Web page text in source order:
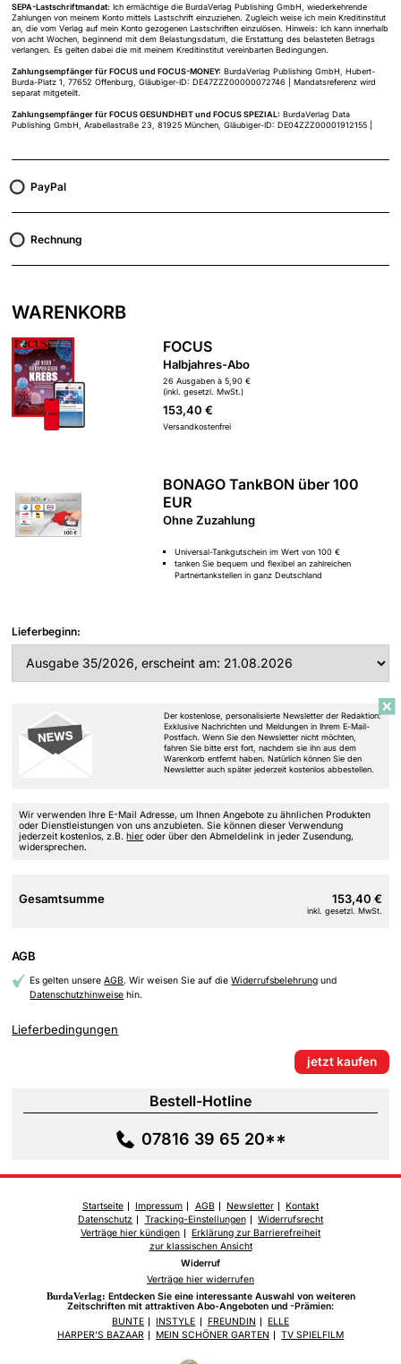
SEPA-Lastschriftmandat: Ich ermächtige die BurdaVerlag Publishing GmbH, wiederkehrende
Zahlungen von meinem Konto mittels Lastschrift einzuziehen. Zugleich weise ich mein Kreditinstitut
an, die vom Verlag auf mein Konto gezogenen Lastschriften einzulösen. Hinweis: Ich kann innerhalb
von acht Wochen, beginnend mit dem Belastungsdatum, die Erstattung des belasteten Betrags
verlangen. Es gelten dabei die mit meinem Kreditinstitut vereinbarten Bedingungen.
Zahlungsempfänger für FOCUS und FOCUS-MONEY: BurdaVerlag Publishing GmbH, Hubert-
Burda-Platz 1, 77652 Offenburg, Gläubiger-ID: DE47ZZZ00000072746 | Mandatsreferenz wird
separat mitgeteilt.
Zahlungsempfänger für FOCUS GESUNDHEIT und FOCUS SPEZIAL: BurdaVerlag Data
Publishing GmbH, Arabellastraße 23, 81925 München, Gläubiger-ID: DE04ZZZ00001912155 |
PayPal
Rechnung
WARENKORB
FOCUS
Halbjahres-Abo
26 Ausgaben à 5,90 €
(inkl. gesetzl. MwSt.)
153,40 €
Versandkostenfrei
BONAGO TankBON über 100
EUR
Ohne Zuzahlung
Universal-Tankgutschein im Wert von 100 €
tanken Sie bequem und flexibel an zahlreichen
Partnertankstellen in ganz Deutschland
Lieferbeginn:
Der kostenlose, personalisierte Newsletter der Redaktion:
Exklusive Nachrichten und Meldungen in Ihrem E-Mail-
Postfach. Wenn Sie den Newsletter nicht möchten,
fahren Sie bitte erst fort, nachdem sie ihn aus dem
Warenkorb entfernt haben. Natürlich können Sie den
Newsletter auch später jederzeit kostenlos abbestellen.
Wir verwenden Ihre E-Mail Adresse, um Ihnen Angebote zu ähnlichen Produkten
oder Dienstleistungen von uns anzubieten. Sie können dieser Verwendung
jederzeit kostenlos, z.B.hier oder über den Abmeldelink in jeder Zusendung,
widersprechen.
Gesamtsumme 153,40 €
inkl. gesetzl. MwSt.
AGB
Es gelten unsereAGB. Wir weisen Sie auf dieWiderrufsbelehrung und
Datenschutzhinweise hin.
Lieferbedingungen
jetzt kaufen
Bestell-Hotline
07816 39 65 20**
Startseite Impressum AGB Newsletter
Kontakt
Datenschutz
Tracking-Einstellungen
Widerrufsrecht
Verträge hier kündigen
Erklärung zur Barrierefreiheit
zur klassischen Ansicht
Widerruf
Verträge hier widerrufen
BurdaVerlag: Entdecken Sie eine interessante Auswahl von weiteren
Zeitschriften mit attraktiven Abo-Angeboten und -Prämien:
BUNTE
INSTYLE FREUNDIN
ELLE
HARPER'S BAZAAR
MEIN SCHÖNER GARTEN TV SPIELFILM